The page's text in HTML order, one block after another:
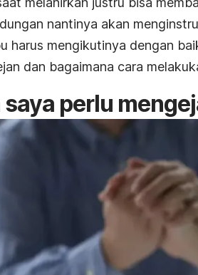
nantinya akan
harus mengikutinya dengan
dan bagaimana cara
saya perlu